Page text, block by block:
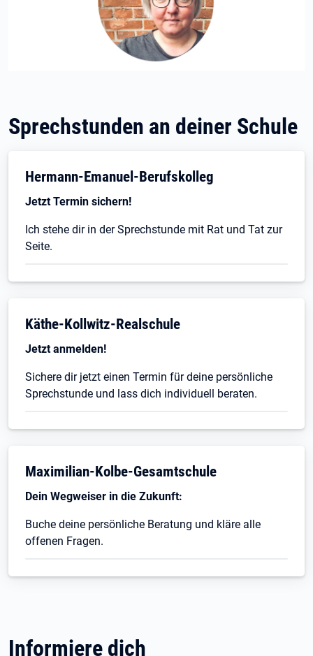
Sprechstunden an deiner Schule
Hermann-Emanuel-Berufskolleg
Jetzt Termin sichern!
Ich stehe dir in der Sprechstunde mit Rat und Tat zur
Seite.
Käthe-Kollwitz-Realschule
Jetzt anmelden!
Sichere dir jetzt einen Termin für deine persönliche
Sprechstunde und lass dich individuell beraten.
Maximilian-Kolbe-Gesamtschule
Dein Wegweiser in die Zukunft:
Buche deine persönliche Beratung und kläre alle
offenen Fragen.
Informiere dich